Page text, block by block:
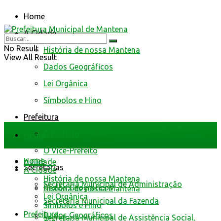
Home
A Cidade
História de nossa Mantena
Dados Geográficos
Lei Orgânica
Símbolos e Hino
Prefeitura
O Vice-Prefeito
Secretarias
Secretaria Municipal de Administração
Secretaria Municipal da Fazenda
Secretaria Municipal de Assistência Social,
No Result
View All Result
Home
A Cidade
História de nossa Mantena
Dados Geográficos
Home
A Cidade
História de nossa Mantena
Dados Geográficos
Lei Orgânica
Símbolos e Hino
Prefeitura